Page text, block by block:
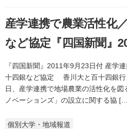
産学連携で農業活性化
など協定『四国新聞』
『四国新聞』2011年9月23日付 産学
十四銀など協定 香川大と百十四銀行
日、産学連携で地場農業の活性化を
ノベーションズ」の設立に関する協
個別大学・地域報道